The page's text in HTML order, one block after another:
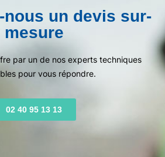
nous un devis sur-
mesure
par un de nos experts techniques
pour vous répondre.
02 40 95 13 13